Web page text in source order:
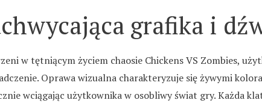
grafika i
w tętniącym życiem chaosie Chickens VS Zombies,
Oprawa wizualna charakteryzuje się żywymi
wciągając użytkownika w osobliwy świat gry. Każda